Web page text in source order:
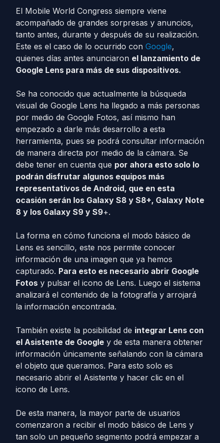
El Mobile World Congress siempre viene
acompañado de grandes sorpresas y anuncios,
tanto antes, durante y después de su realización.
Este es el caso de lo ocurrido con Google,
quienes días antes anunciaron el lanzamiento de
Google Lens para más de sus dispositivos.
Se ha conocido que actualmente la búsqueda
visual de Google Lens ha llegado a más personas
por medio de Google Fotos, así mismo han
empezado a darle más desarrollo a esta
herramienta, pues se podrá consultar información
de manera directa por medio de la cámara. Se
debe tener en cuenta que por ahora esto solo lo
podrán disfrutar algunos equipos más
representativos de Android, que en esta
ocasión serán los Galaxy S8 y S8+, Galaxy Note
8 y los Galaxy S9 y S9+.
La forma en cómo funciona el modo básico de
Lens es sencillo, este nos permite conocer
información de una imagen que ya hemos
capturado. Para esto es necesario abrir Google
Fotos y pulsar el icono de Lens. Luego el sistema
analizará el contenido de la fotografía y arrojará
la información encontrada.
También existe la posibilidad de integrar Lens con
el Asistente de Google y de esta manera obtener
información únicamente señalando con la cámara
el objeto que queramos. Para esto solo es
necesario abrir el Asistente y hacer clic en el
icono de Lens.
De esta manera, la mayor parte de usuarios
comenzaron a recibir el modo básico de Lens y
tan solo un pequeño segmento podrá empezar a